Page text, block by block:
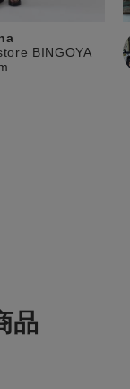
BINGOYA
品